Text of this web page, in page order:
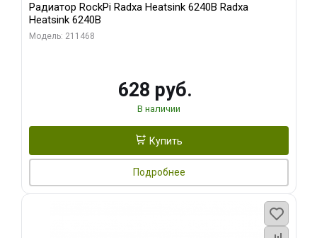
Радиатор RockPi Radxa Heatsink 6240B Radxa
Heatsink 6240B
Модель: 211468
628 руб.
В наличии
Купить
Подробнее